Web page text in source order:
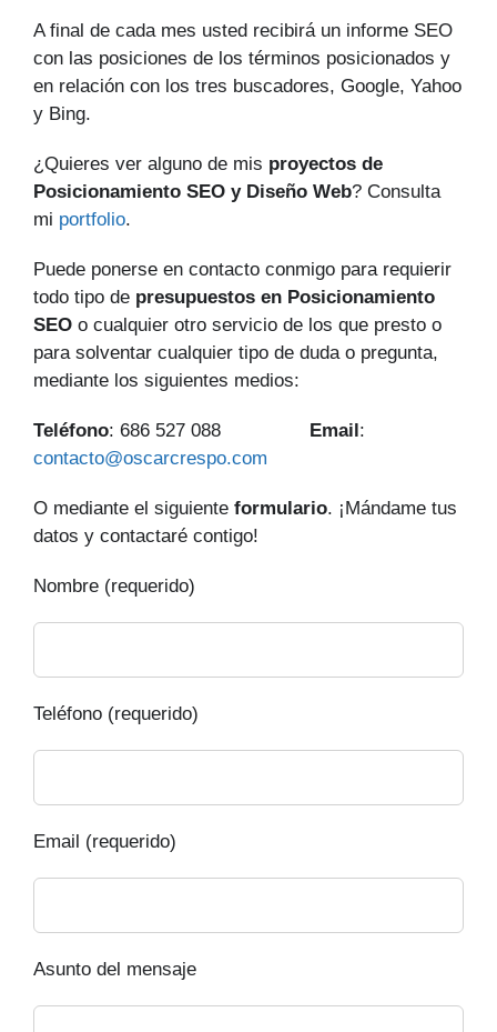
A final de cada mes usted recibirá un informe SEO
con las posiciones de los términos posicionados y
en relación con los tres buscadores, Google, Yahoo
y Bing.
¿Quieres ver alguno de mis proyectos de
Posicionamiento SEO y Diseño Web? Consulta
mi portfolio.
Puede ponerse en contacto conmigo para requierir
todo tipo de presupuestos en Posicionamiento
SEO o cualquier otro servicio de los que presto o
para solventar cualquier tipo de duda o pregunta,
mediante los siguientes medios:
Teléfono: 686 527 088 Email :
contacto@oscarcrespo.com
O mediante el siguiente formulario. ¡Mándame tus
datos y contactaré contigo!
Nombre (requerido)
Teléfono (requerido)
Email (requerido)
Asunto del mensaje